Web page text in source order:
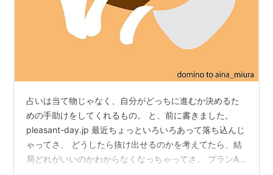
占いは当て物じゃなく、自分がどっちに進むか決めるた
めの手助けをしてくれるもの。 と、前に書きました。
pleasant-day.jp 最近ちょっといろいろあって落ち込んじ
ゃってさ、 どうしたら抜け出せるのかを考えてたら、結
局どれがいいのかわからなくなっちゃってさ。 プランA